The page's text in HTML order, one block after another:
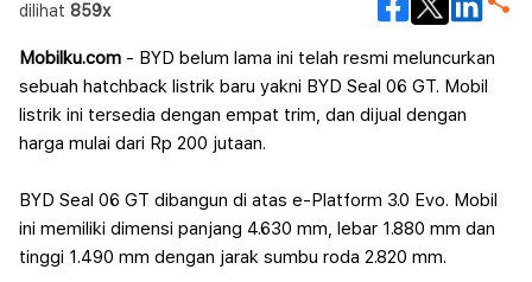
dilihat 859x
Mobilku.com - BYD belum lama ini telah resmi meluncurkan
sebuah hatchback listrik baru yakni BYD Seal 06 GT. Mobil
listrik ini tersedia dengan empat trim, dan dijual dengan
harga mulai dari Rp 200 jutaan.
BYD Seal 06 GT dibangun di atas e-Platform 3.0 Evo. Mobil
ini memiliki dimensi panjang 4.630 mm, lebar 1.880 mm dan
tinggi 1.490 mm dengan jarak sumbu roda 2.820 mm.